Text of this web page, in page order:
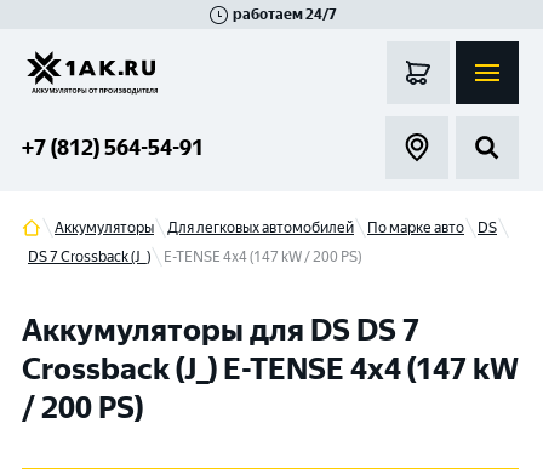
работаем 24/7
+7 (812) 564-54-91
Аккумуляторы Для легковых автомобилей По марке авто
DS
DS 7 Crossback (J_)
E-TENSE 4x4 (147 kW / 200 PS)
Аккумуляторы для DS DS 7
Crossback (J_) E-TENSE 4x4 (147 kW
/ 200 PS)
Гатчина